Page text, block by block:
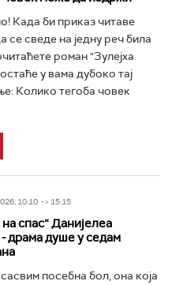
Када би приказ читаве
се сведе на једну реч била
роман "Зулејха
у вама дубоко тај
Колико тегоба човек
10:10 -> 15:15
спас“ Данијелеа
драма душе у седам
посебна бол, она која